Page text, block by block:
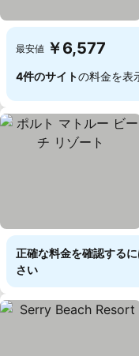
最安値 ￥6,577
4件のサイトの料金を表
正確な料金を確認する
さい